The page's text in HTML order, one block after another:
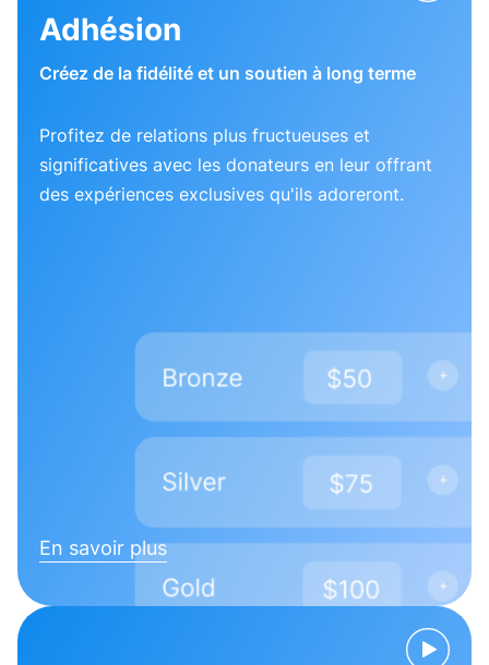
Adhésion
Créez de la fidélité et un soutien à long terme
Profitez de relations plus fructueuses et
significatives avec les donateurs en leur offrant
des expériences exclusives qu'ils adoreront.
En savoir plus